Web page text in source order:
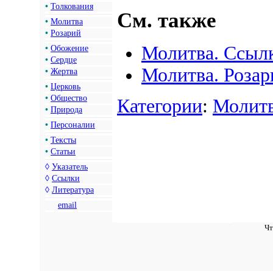
• Толкования
• Молитва
• Розарий
• Обожение
• Сердце
• Жертва
• Церковь
• Общество
• Природа
• Персоналии
• Тексты
• Статьи
◊ Указатель
◊ Ссылки
◊ Литература
email
См. также
Молитва.
Молитва.
Категории: